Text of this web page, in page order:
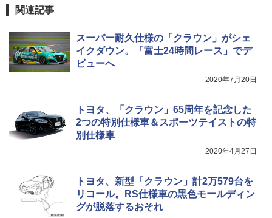
関連記事
スーパー耐久仕様の「クラウン」がシェ
イクダウン。「富士24時間レース」でデ
ビューへ
2020年7月20日
トヨタ、「クラウン」65周年を記念した
2つの特別仕様車＆スポーツテイストの特
別仕様車
2020年4月27日
トヨタ、新型「クラウン」計2万579台を
リコール。RS仕様車の黒色モールディン
グが脱落するおそれ